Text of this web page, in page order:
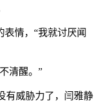
表情，“我就讨厌闻
清醒。”
有威胁力了，闫雅静